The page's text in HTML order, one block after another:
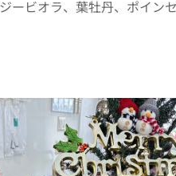
ービオラ、葉牡丹、ポイ